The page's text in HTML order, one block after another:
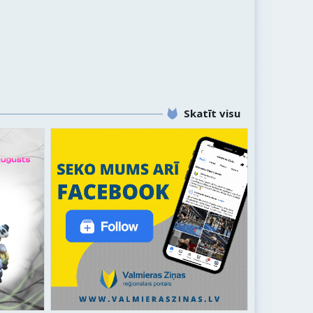
Skatīt visu